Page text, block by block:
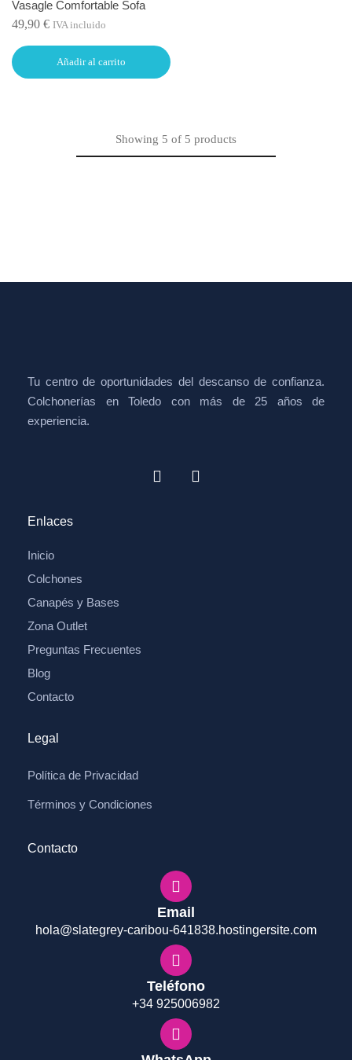
Vasagle Comfortable Sofa
49,90 € IVA incluido
Añadir al carrito
Showing 5 of 5 products
Tu centro de oportunidades del descanso de confianza.
Colchonerías en Toledo con más de 25 años de
experiencia.
Enlaces
Inicio
Colchones
Canapés y Bases
Zona Outlet
Preguntas Frecuentes
Blog
Contacto
Legal
Política de Privacidad
Términos y Condiciones
Contacto
Email
hola@slategrey-caribou-641838.hostingersite.com
Teléfono
+34 925006982